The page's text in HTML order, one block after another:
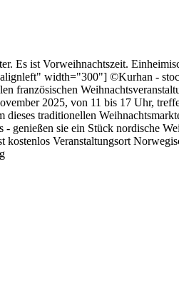
Es ist Vorweihnachtszeit.
width="300"] ©Kurhan -
französischen
2025, von 11 bis 17 Uhr,
traditionellen
genießen sie ein Stück nordische
Veranstaltungsort